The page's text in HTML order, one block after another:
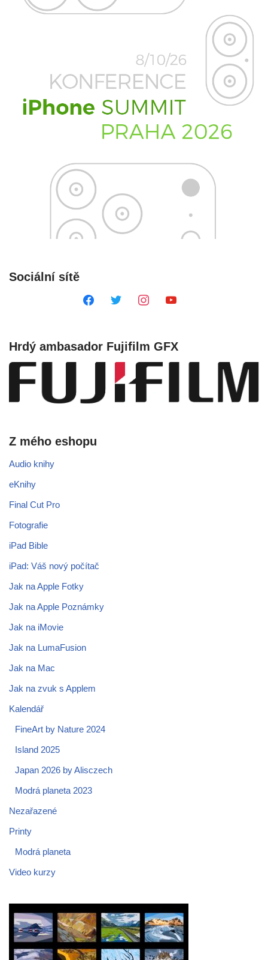
Sociální sítě
Hrdý ambasador Fujifilm GFX
Z mého eshopu
Audio knihy
eKnihy
Final Cut Pro
Fotografie
iPad Bible
iPad: Váš nový počítač
Jak na Apple Fotky
Jak na Apple Poznámky
Jak na iMovie
Jak na LumaFusion
Jak na Mac
Jak na zvuk s Applem
Kalendář
FineArt by Nature 2024
Island 2025
Japan 2026 by Alisczech
Modrá planeta 2023
Nezařazené
Printy
Modrá planeta
Video kurzy